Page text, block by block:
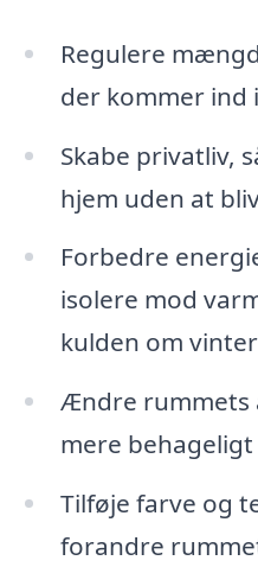
Regulere
der kommer ind
Skabe privatliv,
hjem uden at
Forbedre
isolere mod
kulden om
Ændre rummets
mere
Tilføje farve og
forandre